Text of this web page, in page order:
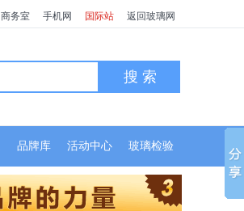
商务室 手机网 国际站 返回玻璃网
搜 索
品牌库 活动中心 玻璃检验